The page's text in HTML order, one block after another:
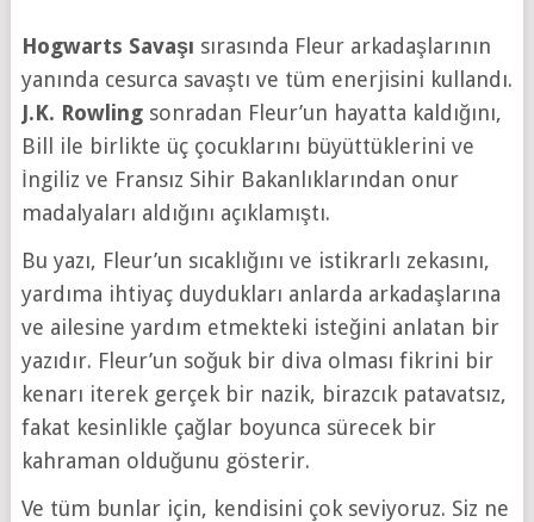
Hogwarts Savaşı sırasında Fleur arkadaşlarının
yanında cesurca savaştı ve tüm enerjisini kullandı.
J.K. Rowlingsonradan Fleur’un hayatta kaldığını,
Bill ile birlikte üç çocuklarını büyüttüklerini ve
İngiliz ve Fransız Sihir Bakanlıklarından onur
madalyaları aldığını açıklamıştı.
Bu yazı, Fleur’un sıcaklığını ve istikrarlı zekasını,
yardıma ihtiyaç duydukları anlarda arkadaşlarına
ve ailesine yardım etmekteki isteğini anlatan bir
yazıdır. Fleur’un soğuk bir diva olması fikrini bir
kenarı iterek gerçek bir nazik, birazcık patavatsız,
fakat kesinlikle çağlar boyunca sürecek bir
kahraman olduğunu gösterir.
Ve tüm bunlar için, kendisini çok seviyoruz. Siz ne